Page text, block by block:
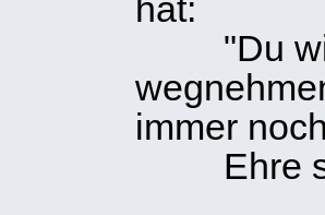
hat:
"Du
immer
Ehre